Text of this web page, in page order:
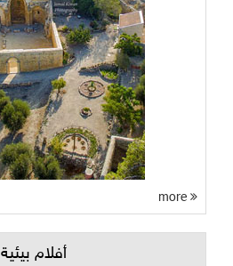
أفلام بيئية